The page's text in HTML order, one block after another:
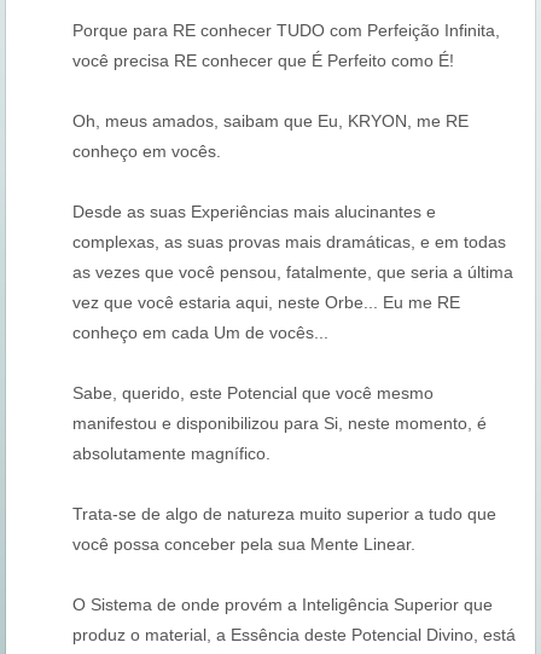
Porque para RE conhecer TUDO com Perfeição Infinita,
você precisa RE conhecer que É Perfeito como É!
Oh, meus amados, saibam que Eu, KRYON, me RE
conheço em vocês.
Desde as suas Experiências mais alucinantes e
complexas, as suas provas mais dramáticas, e em todas
as vezes que você pensou, fatalmente, que seria a última
vez que você estaria aqui, neste Orbe... Eu me RE
conheço em cada Um de vocês...
Sabe, querido, este Potencial que você mesmo
manifestou e disponibilizou para Si, neste momento, é
absolutamente magnífico.
Trata-se de algo de natureza muito superior a tudo que
você possa conceber pela sua Mente Linear.
O Sistema de onde provém a Inteligência Superior que
produz o material, a Essência deste Potencial Divino, está